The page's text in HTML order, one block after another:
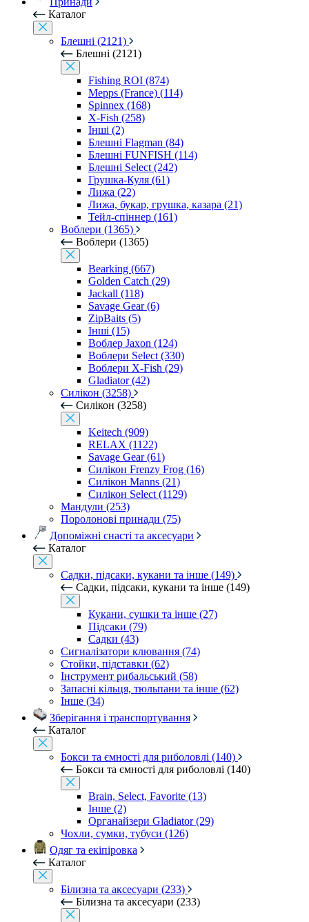
Каталог
Блешні (2121)
Блешні (2121)
Fishing ROI (874)
Mepps (France) (114)
Spinnex (168)
X-Fish (258)
Інші (2)
Блешні Flagman (84)
Блешні FUNFISH (114)
Блешні Select (242)
Грушка-Куля (61)
Лижа (22)
Лижа, букар, грушка, казара (21)
Тейл-спіннер (161)
Воблери (1365)
Воблери (1365)
Bearking (667)
Golden Catch (29)
Jackall (118)
Savage Gear (6)
ZipBaits (5)
Інші (15)
Воблер Jaxon (124)
Воблери Select (330)
Воблери X-Fish (29)
Gladiator (42)
Силікон (3258)
Силікон (3258)
Keitech (909)
RELAX (1122)
Savage Gear (61)
Силікон Frenzy Frog (16)
Силікон Manns (21)
Силікон Select (1129)
Мандули (253)
Поролонові принади (75)
Допоміжні снасті та аксесуари
Каталог
Садки, підсаки, кукани та інше (149)
Садки, підсаки, кукани та інше (149)
Кукани, сушки та інше (27)
Підсаки (79)
Садки (43)
Сигналізатори клювання (74)
Стойки, підставки (62)
Інструмент рибальський (58)
Запасні кільця, тюльпани та інше (62)
Інше (34)
Зберігання і транспортування
Каталог
Бокси та ємності для риболовлі (140)
Бокси та ємності для риболовлі (140)
Brain, Select, Favorite (13)
Інше (2)
Органайзери Gladiator (29)
Чохли, сумки, тубуси (126)
Одяг та екіпіровка
Каталог
Білизна та аксесуари (233)
Білизна та аксесуари (233)